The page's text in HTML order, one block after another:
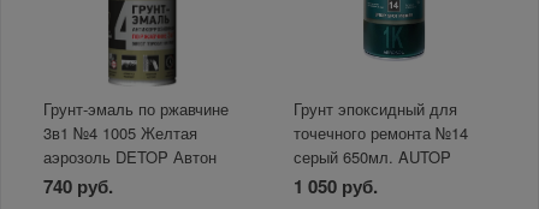
Грунт-эмаль по ржавчине
3в1 №4 1005 Желтая
аэрозоль DETOP Автон
650мл
740 руб.
Грунт эпоксидный для
точечного ремонта №14
серый 650мл. AUTOP
Автон
1 050 руб.